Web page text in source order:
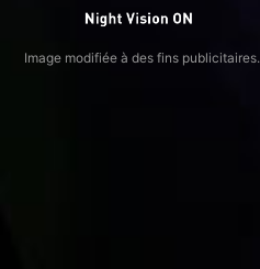
Image modifiée à des fins publicitaires.